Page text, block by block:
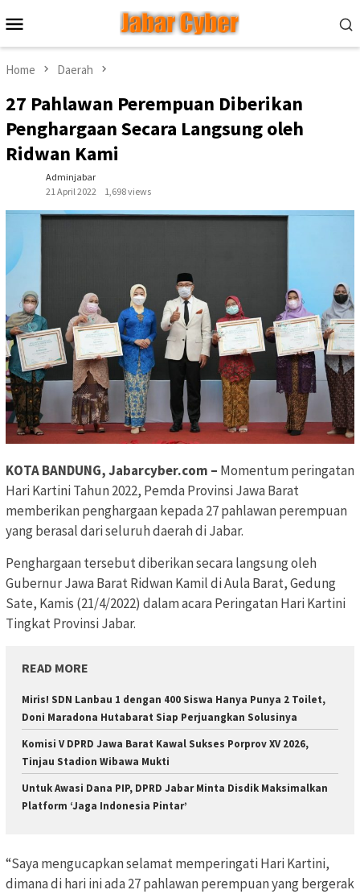
to
contentMenu
Home Daerah
27 Pahlawan Perempuan Diberikan
Penghargaan Secara Langsung oleh
Ridwan Kami
Adminjabar
21 April 2022
1,698 views
KOTA BANDUNG, Jabarcyber.com – Momentum peringatan
Hari Kartini Tahun 2022, Pemda Provinsi Jawa Barat
memberikan penghargaan kepada 27 pahlawan perempuan
yang berasal dari seluruh daerah di Jabar.
Penghargaan tersebut diberikan secara langsung oleh
Gubernur Jawa Barat Ridwan Kamil di Aula Barat, Gedung
Sate, Kamis (21/4/2022) dalam acara Peringatan Hari Kartini
Tingkat Provinsi Jabar.
READ MORE
Miris! SDN Lanbau 1 dengan 400 Siswa Hanya Punya 2 Toilet,
Doni Maradona Hutabarat Siap Perjuangkan Solusinya
Komisi V DPRD Jawa Barat Kawal Sukses Porprov XV 2026,
Tinjau Stadion Wibawa Mukti
Untuk Awasi Dana PIP, DPRD Jabar Minta Disdik Maksimalkan
Platform ‘Jaga Indonesia Pintar’
“Saya mengucapkan selamat memperingati Hari Kartini,
dimana di hari ini ada 27 pahlawan perempuan yang bergerak